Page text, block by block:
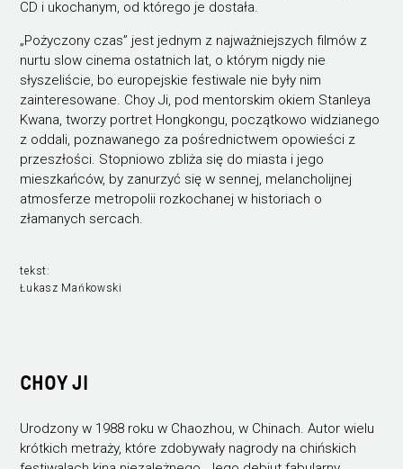
CD i ukochanym, od którego je dostała.
„Pożyczony czas” jest jednym z najważniejszych filmów z
nurtu slow cinema ostatnich lat, o którym nigdy nie
słyszeliście, bo europejskie festiwale nie były nim
zainteresowane. Choy Ji, pod mentorskim okiem Stanleya
Kwana, tworzy portret Hongkongu, początkowo widzianego
z oddali, poznawanego za pośrednictwem opowieści z
przeszłości. Stopniowo zbliża się do miasta i jego
mieszkańców, by zanurzyć się w sennej, melancholijnej
atmosferze metropolii rozkochanej w historiach o
złamanych sercach.
tekst:
Łukasz Mańkowski
CHOY JI
Urodzony w 1988 roku w Chaozhou, w Chinach. Autor wielu
krótkich metraży, które zdobywały nagrody na chińskich